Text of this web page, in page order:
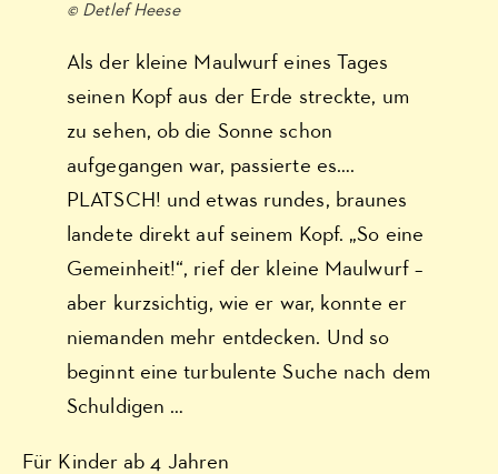
© Detlef Heese
Als der kleine Maulwurf eines Tages
seinen Kopf aus der Erde streckte, um
zu sehen, ob die Sonne schon
aufgegangen war, passierte es….
PLATSCH! und etwas rundes, braunes
landete direkt auf seinem Kopf. „So eine
Gemeinheit!“, rief der kleine Maulwurf –
aber kurzsichtig, wie er war, konnte er
niemanden mehr entdecken. Und so
beginnt eine turbulente Suche nach dem
Schuldigen …
Für Kinder ab 4 Jahren